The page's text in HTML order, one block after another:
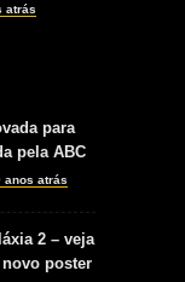
atrás
para
pela ABC
anos atrás
2 – veja
poster